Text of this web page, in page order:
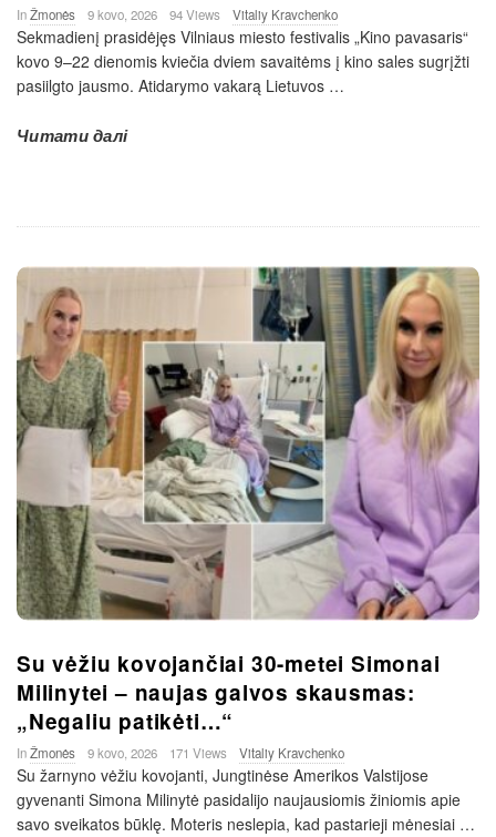
InŽmonės 9 kovo, 2026 94 Views Vitaliy Kravchenko
Sekmadienį prasidėjęs Vilniaus miesto festivalis „Kino pavasaris“
kovo 9–22 dienomis kviečia dviem savaitėms į kino sales sugrįžti
pasiilgto jausmo. Atidarymo vakarą Lietuvos …
Читати далі
Su vėžiu kovojančiai 30-metei Simonai
Milinytei – naujas galvos skausmas:
„Negaliu patikėti…“
InŽmonės 9 kovo, 2026 171 Views Vitaliy Kravchenko
Su žarnyno vėžiu kovojanti, Jungtinėse Amerikos Valstijose
gyvenanti Simona Milinytė pasidalijo naujausiomis žiniomis apie
savo sveikatos būklę. Moteris neslepia, kad pastarieji mėnesiai …